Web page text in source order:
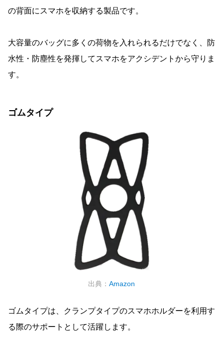
の背面にスマホを収納する製品です。
大容量のバッグに多くの荷物を入れられるだけでなく、防
水性・防塵性を発揮してスマホをアクシデントから守りま
す。
ゴムタイプ
出典： Amazon
ゴムタイプは、クランプタイプのスマホホルダーを利用す
る際のサポートとして活躍します。